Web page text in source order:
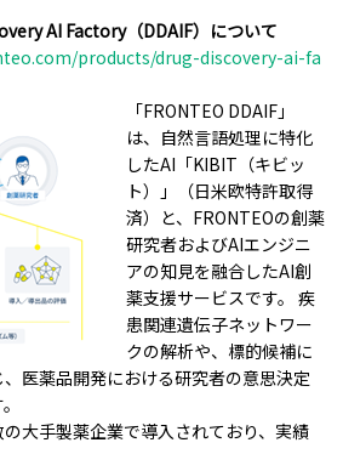
AI Factory（DDAIF）について
products/drug-discovery-ai-fa
「FRONTEO DDAIF」
は、自然言語処理に特化
したAI「KIBIT（キビッ
ト）」（日米欧特許取得
済）と、FRONTEOの創薬
研究者およびAIエンジニ
アの知見を融合したAI創
薬支援サービスです。 疾
患関連遺伝子ネットワー
クの解析や、標的候補に
医薬品開発における研究者の意思決定
大手製薬企業で導入されており、実績